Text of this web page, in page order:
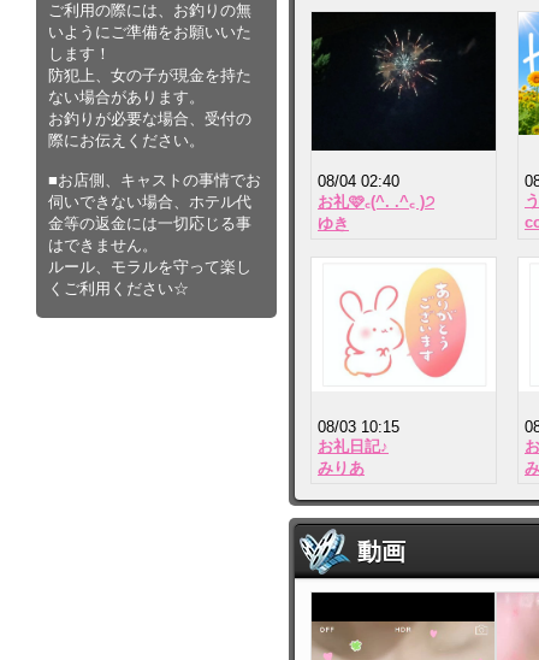
ご利用の際には、お釣りの無
いようにご準備をお願いいた
します！
防犯上、女の子が現金を持た
ない場合があります。
お釣りが必要な場合、受付の
際にお伝えください。
■お店側、キャストの事情でお
伺いできない場合、ホテル代
金等の返金には一切応じる事
はできません。
ルール、モラルを守って楽し
くご利用ください☆
08/04 02:40
お礼🩷꜀(^. .^꜀ )੭
ゆき
08/03 10:15
お礼日記♪
みりあ
動画